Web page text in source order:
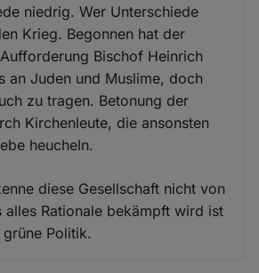
niedrig. Wer Unterschiede
Krieg. Begonnen hat der
Bischof Heinrich
an Juden und Muslime, doch
zu tragen. Betonung der
Kirchenleute, die ansonsten
heucheln.
diese Gesellschaft nicht von
alles Rationale bekämpft wird ist
Politik.